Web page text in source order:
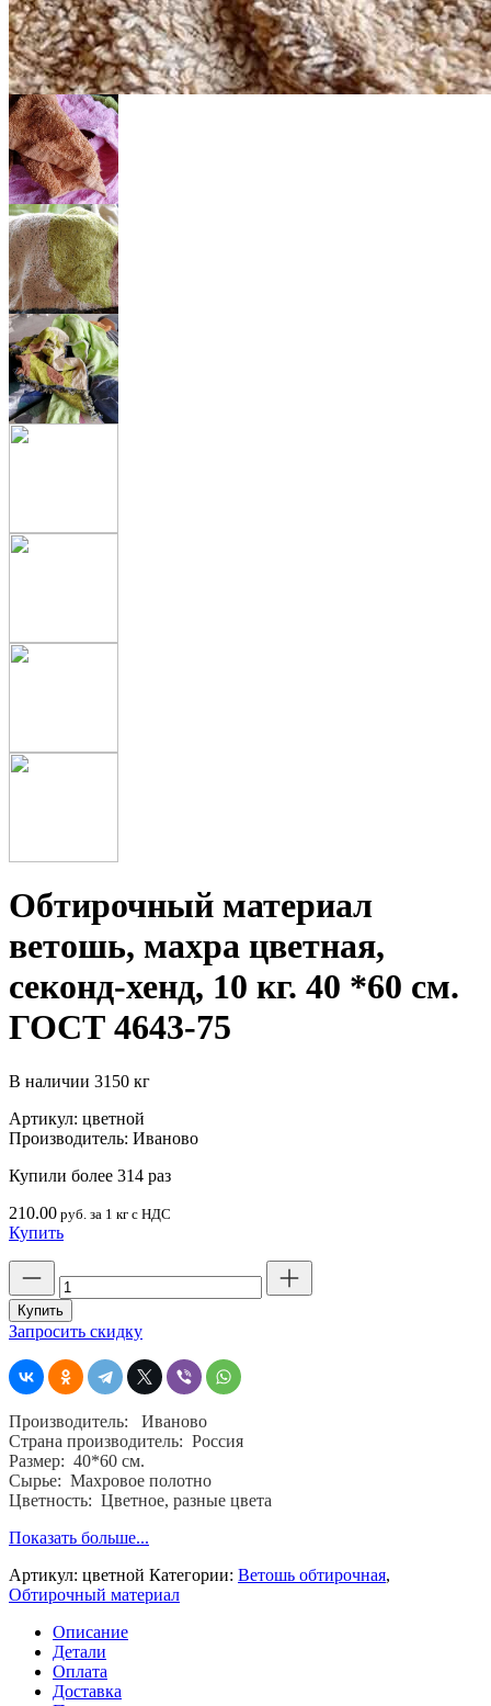
Обтирочный материал
ветошь, махра цветная,
секонд-хенд, 10 кг. 40 *60 см.
ГОСТ 4643-75
В наличии 3150 кг
Артикул: цветной
Производитель: Иваново
Купили более 314 раз
210.00 руб. за 1 кг с НДС
Купить
товара
Обтирочный
материал
махра
цветная,
хенд,
10
кг.
40
*60
ГОСТ
75
Купить
Запросить скидку
Производитель: Иваново
Страна производитель: Россия
Размер: 40*60 см.
Сырье: Махровое полотно
Цветность: Цветное, разные цвета
Показать больше...
Артикул: цветной Категории: Ветошь обтирочная,
Обтирочный материал
Описание
Детали
Оплата
Доставка